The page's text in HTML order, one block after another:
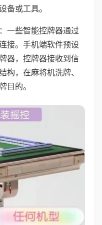
备或工具。
一些智能控牌器通过
接。手机端软件预设
器，控牌器接收到信
构，在麻将机洗牌、
目的。